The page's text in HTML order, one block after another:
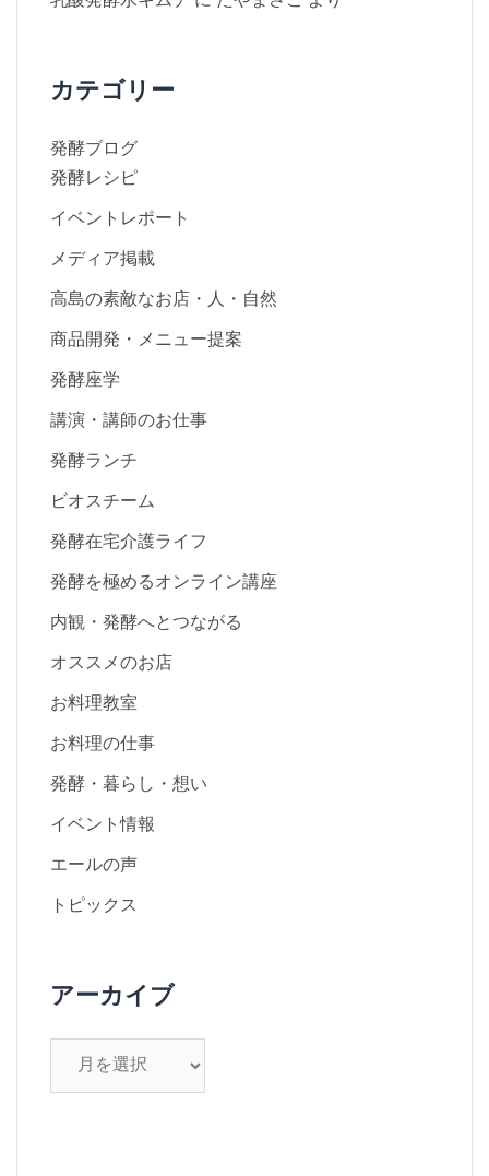
カテゴリー
発酵ブログ
発酵レシピ
イベントレポート
メディア掲載
高島の素敵なお店・人・自然
商品開発・メニュー提案
発酵座学
講演・講師のお仕事
発酵ランチ
ビオスチーム
発酵在宅介護ライフ
発酵を極めるオンライン講座
内観・発酵へとつながる
オススメのお店
お料理教室
お料理の仕事
発酵・暮らし・想い
イベント情報
エールの声
トピックス
アーカイブ